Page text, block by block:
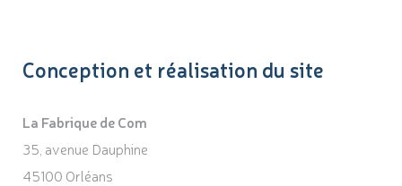
Conception et réalisation du site
La Fabrique de Com
35, avenue Dauphine
45100 Orléans